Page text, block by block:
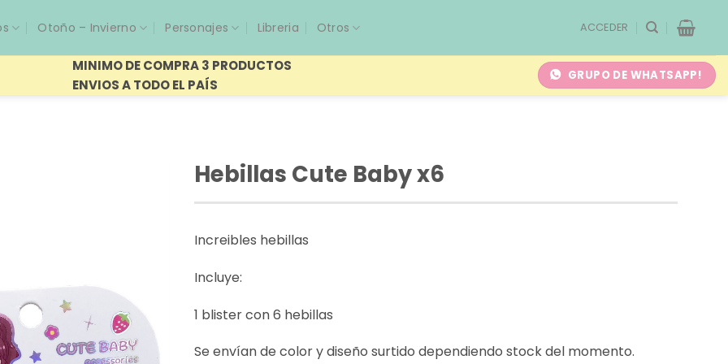
Otoño – Invierno Personajes Libreria Otros ACCEDER
MINIMO DE COMPRA 3 PRODUCTOS
ENVIOS A TODO EL PAÍS
GRUPO DE WHATSAPP!
Hebillas Cute Baby x6
Increibles hebillas
Incluye:
1 blister con 6 hebillas
Se envían de color y diseño surtido dependiendo stock del momento.